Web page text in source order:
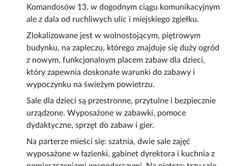
Komandosów 13, w dogodnym ciągu komunikacyjnym
ale z dala od ruchliwych ulic i miejskiego zgiełku.
Zlokalizowane jest w wolnostojącym, piętrowym
budynku, na zapleczu, którego znajduje się duży ogród
z nowym, funkcjonalnym placem zabaw dla dzieci,
który zapewnia doskonałe warunki do zabawy i
wypoczynku na świeżym powietrzu.
Sale dla dzieci są przestronne, przytulne i bezpiecznie
urządzone. Wyposażone w zabawki, pomoce
dydaktyczne, sprzęt do zabaw i gier.
Na parterze mieści się: szatnia, dwie sale zajęć
wyposażone w łazienki, gabinet dyrektora i kuchnia z